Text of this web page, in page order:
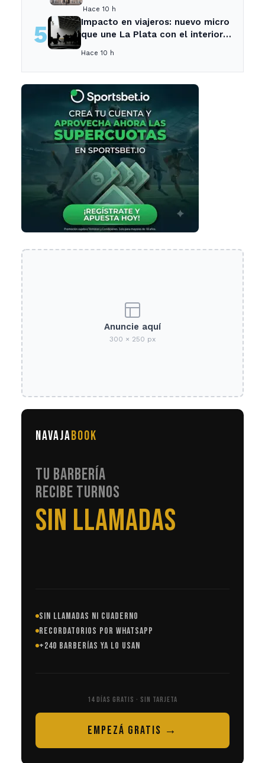
Hace 10 h
5
Impacto en viajeros: nuevo micro
que une La Plata con el interior
Hace 10 h
Anuncie aquí
300 × 250 px
NAVAJABOOK
TU BARBERÍA
RECIBE TURNOS
EN AUTOMÁTICO
SIN LLAMADAS NI CUADERNO
RECORDATORIOS POR WHATSAPP
+240 BARBERÍAS YA LO USAN
14 DÍAS GRATIS · SIN TARJETA
EMPEZÁ GRATIS →